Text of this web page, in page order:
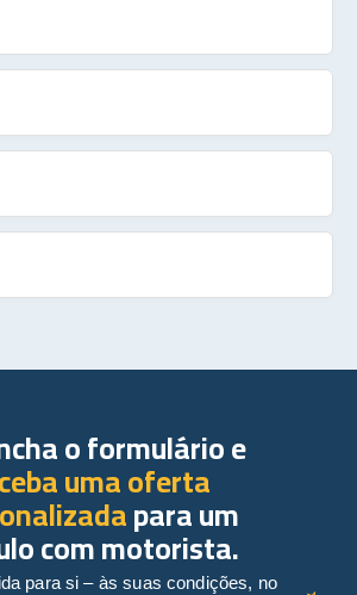
o formulário e
uma oferta
para um
com motorista.
para si – às suas condições, no